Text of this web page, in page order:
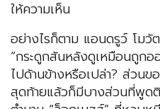
ให้ความเห็น
อย่างไรก็ตาม แอนดรูว์ โม
“กระดูกสันหลังดูเหมือนถูก
ไปด้านข้างหรือเปล่า? ส่วน
สุดท้ายแล้วก็มีบางส่วนที่พูด